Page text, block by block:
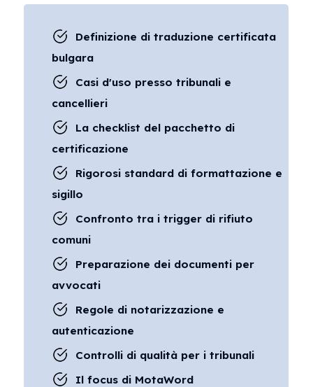
Definizione di traduzione certificata
bulgara
Casi d'uso presso tribunali e
cancellieri
La checklist del pacchetto di
certificazione
Rigorosi standard di formattazione e
sigillo
Confronto tra i trigger di rifiuto
comuni
Preparazione dei documenti per
avvocati
Regole di notarizzazione e
autenticazione
Controlli di qualità per i tribunali
Il focus di MotaWord